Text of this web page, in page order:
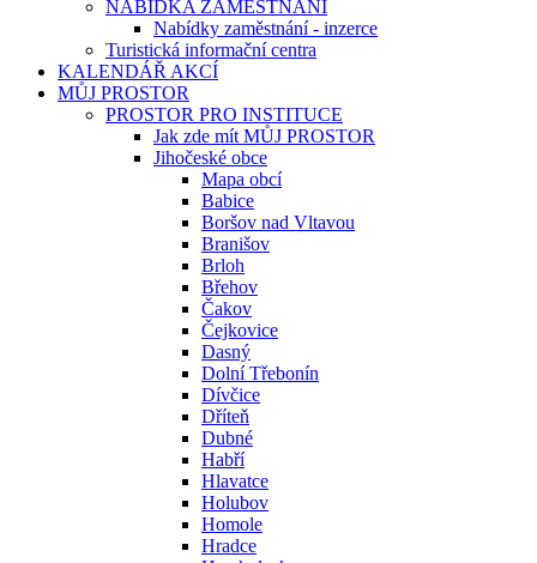
NABÍDKA ZAMĚSTNÁNÍ
Nabídky zaměstnání - inzerce
Turistická informační centra
KALENDÁŘ AKCÍ
MŮJ PROSTOR
PROSTOR PRO INSTITUCE
Jak zde mít MŮJ PROSTOR
Jihočeské obce
Mapa obcí
Babice
Boršov nad Vltavou
Branišov
Brloh
Břehov
Čakov
Čejkovice
Dasný
Dolní Třebonín
Dívčice
Dříteň
Dubné
Habří
Hlavatce
Holubov
Homole
Hradce